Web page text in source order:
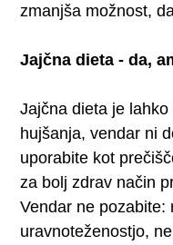
zmanjša možnost,
Jajčna dieta - da,
Jajčna dieta je
hujšanja, vendar ni
uporabite kot
za bolj zdrav način
Vendar ne pozabite:
uravnoteženostjo,